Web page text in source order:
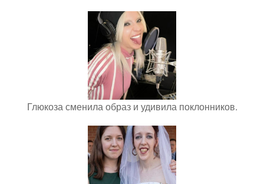
Глюкоза сменила образ и удивила поклонников.